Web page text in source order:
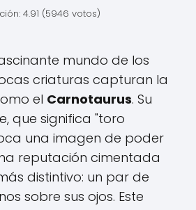
4.91 (5946 votos)
mundo de los
criaturas capturan la
el Carnotaurus. Su
que significa "toro
una imagen de poder
reputación cimentada
distintivo: un par de
sobre sus ojos. Este